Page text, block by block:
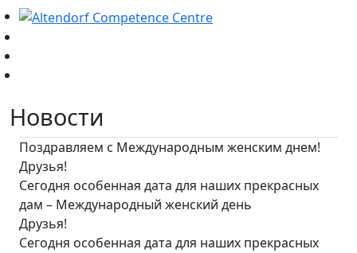
Новости
Поздравляем с Международным женским днем!
Друзья!
Сегодня особенная дата для наших прекрасных
дам – Международный женский день
Друзья!
Сегодня особенная дата для наших прекрасных